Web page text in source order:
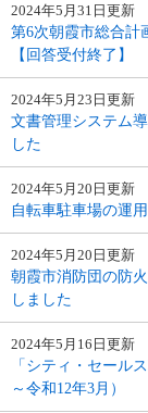
2024年5月31日更新
第6次朝霞市総合計
【回答受付終了】
2024年5月23日更新
文書管理システム
した
2024年5月20日更新
自転車駐車場の運
2024年5月20日更新
朝霞市消防団の防
しました
2024年5月16日更新
「シティ・セール
～令和12年3月）